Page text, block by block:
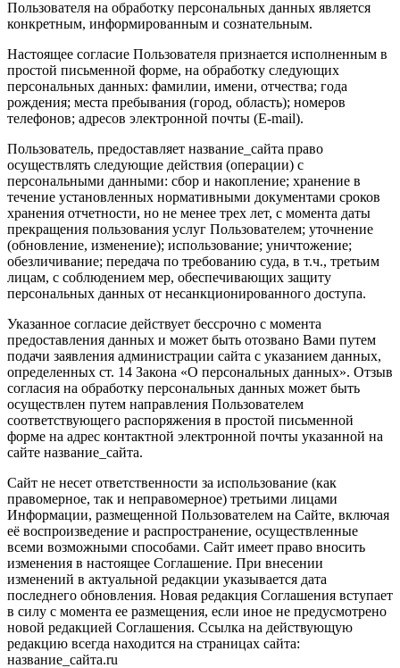
Пользователя на обработку персональных данных является
конкретным, информированным и сознательным.
Настоящее согласие Пользователя признается исполненным в
простой письменной форме, на обработку следующих
персональных данных: фамилии, имени, отчества; года
рождения; места пребывания (город, область); номеров
телефонов; адресов электронной почты (E-mail).
Пользователь, предоставляет название_сайта право
осуществлять следующие действия (операции) с
персональными данными: сбор и накопление; хранение в
течение установленных нормативными документами сроков
хранения отчетности, но не менее трех лет, с момента даты
прекращения пользования услуг Пользователем; уточнение
(обновление, изменение); использование; уничтожение;
обезличивание; передача по требованию суда, в т.ч., третьим
лицам, с соблюдением мер, обеспечивающих защиту
персональных данных от несанкционированного доступа.
Указанное согласие действует бессрочно с момента
предоставления данных и может быть отозвано Вами путем
подачи заявления администрации сайта с указанием данных,
определенных ст. 14 Закона «О персональных данных». Отзыв
согласия на обработку персональных данных может быть
осуществлен путем направления Пользователем
соответствующего распоряжения в простой письменной
форме на адрес контактной электронной почты указанной на
сайте название_сайта.
Сайт не несет ответственности за использование (как
правомерное, так и неправомерное) третьими лицами
Информации, размещенной Пользователем на Сайте, включая
её воспроизведение и распространение, осуществленные
всеми возможными способами. Сайт имеет право вносить
изменения в настоящее Соглашение. При внесении
изменений в актуальной редакции указывается дата
последнего обновления. Новая редакция Соглашения вступает
в силу с момента ее размещения, если иное не предусмотрено
новой редакцией Соглашения. Ссылка на действующую
редакцию всегда находится на страницах сайта:
название_сайта.ru